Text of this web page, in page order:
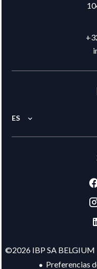
ES
©2026 IBP SA BELGIUM
Preferencias